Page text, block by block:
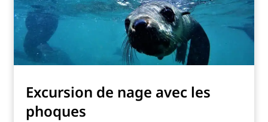
Excursion de nage avec les
phoques